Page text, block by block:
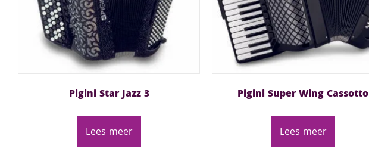
Pigini Star Jazz 3
Lees meer
Pigini Super Wing Cassotto
Lees meer